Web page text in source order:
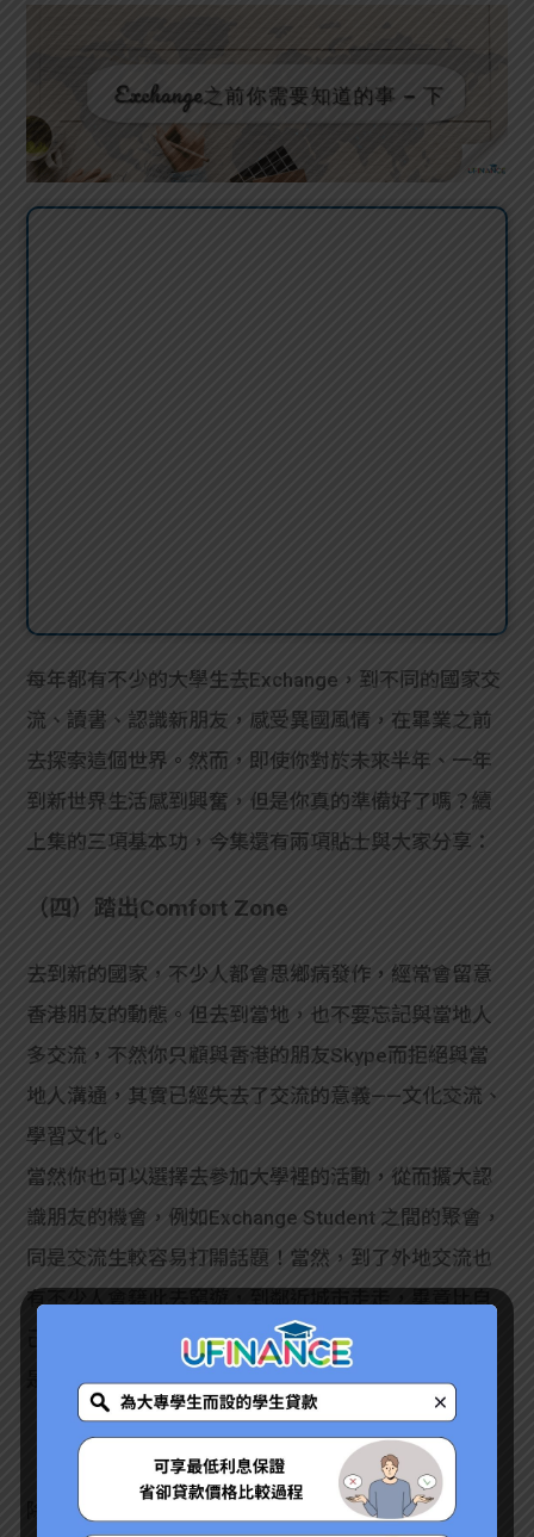
每年都有不少的大學生去Exchange，到不同的國家交
流、讀書、認識新朋友，感受異國風情，在畢業之前
去探索這個世界。然而，即使你對於未來半年、一年
到新世界生活感到興奮，但是你真的準備好了嗎？續
上集的三項基本功，今集還有兩項貼士與大家分享：
（四）踏出Comfort Zone
去到新的國家，不少人都會思鄉病發作，經常會留意
香港朋友的動態。但去到當地，也不要忘記與當地人
多交流，不然你只顧與香港的朋友Skype而拒絕與當
地人溝通，其實已經失去了交流的意義——文化交流、
學習文化。
當然你也可以選擇去參加大學裡的活動，從而擴大認
識朋友的機會，例如Exchange Student 之間的聚會，
同是交流生較容易打開話題！當然，到了外地交流也
有不少人會籍此去窮遊，到鄰近城市走走，畢竟比自
己從香港出發更便宜，從而擴大自己見識的範圍，不
是把自己關在讀書的地方。
（五）保護自己
除了以上說過花費要節制外，個人生活也要節制和小